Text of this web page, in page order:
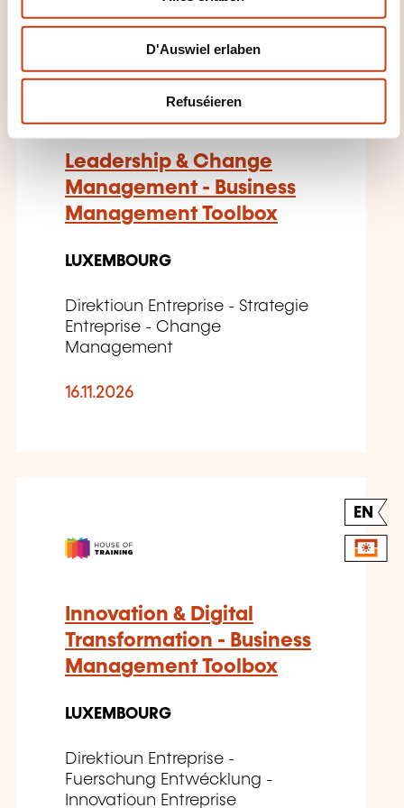
D'Auswiel erlaben
Refuséieren
Leadership & Change
Management - Business
Management Toolbox
LUXEMBOURG
Direktioun Entreprise - Strategie
Entreprise - Change
Management
16.11.2026
EN
Innovation & Digital
Transformation - Business
Management Toolbox
LUXEMBOURG
Direktioun Entreprise -
Fuerschung Entwécklung -
Innovatioun Entreprise